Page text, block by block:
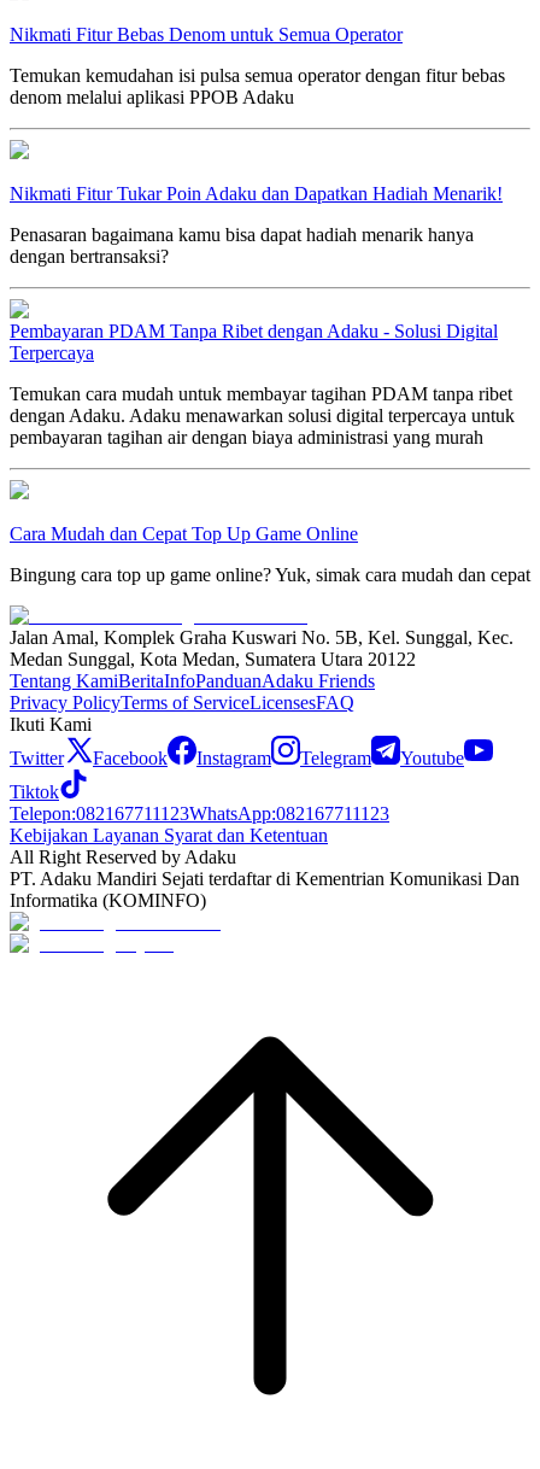
Nikmati Fitur Bebas Denom untuk Semua Operator
Temukan kemudahan isi pulsa semua operator dengan fitur bebas
denom melalui aplikasi PPOB Adaku
Nikmati Fitur Tukar Poin Adaku dan Dapatkan Hadiah Menarik!
Penasaran bagaimana kamu bisa dapat hadiah menarik hanya
dengan bertransaksi?
Pembayaran PDAM Tanpa Ribet dengan Adaku - Solusi Digital
Terpercaya
Temukan cara mudah untuk membayar tagihan PDAM tanpa ribet
dengan Adaku. Adaku menawarkan solusi digital terpercaya untuk
pembayaran tagihan air dengan biaya administrasi yang murah
Cara Mudah dan Cepat Top Up Game Online
Bingung cara top up game online? Yuk, simak cara mudah dan cepat
Jalan Amal, Komplek Graha Kuswari No. 5B, Kel. Sunggal, Kec.
Medan Sunggal, Kota Medan, Sumatera Utara 20122
Tentang KamiBeritaInfoPanduanAdaku Friends
Privacy PolicyTerms of ServiceLicensesFAQ
Ikuti Kami
Twitter
Facebook Instagram Telegram
Youtube
Tiktok
Telepon:082167711123WhatsApp:082167711123
Kebijakan Layanan Syarat dan Ketentuan
All Right Reserved by Adaku
PT. Adaku Mandiri Sejati terdaftar di Kementrian Komunikasi Dan
Informatika (KOMINFO)